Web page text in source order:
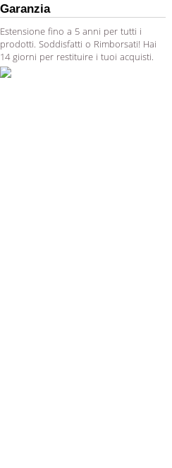
Garanzia
Estensione fino a 5 anni per tutti i
prodotti. Soddisfatti o Rimborsati! Hai
14 giorni per restituire i tuoi acquisti.